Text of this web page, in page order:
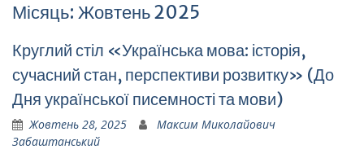
Місяць: Жовтень 2025
Круглий стіл «Українська мова: історія,
сучасний стан, перспективи розвитку» (До
Дня української писемності та мови)
Жовтень 28, 2025
Максим Миколайович
Забаштанський